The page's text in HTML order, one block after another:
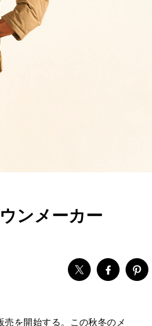
ンメーカー
売を開始する。この秋冬のメ